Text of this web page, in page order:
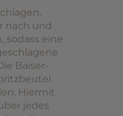
nach und
sodass eine
Baiser-
Hiermit
jedes